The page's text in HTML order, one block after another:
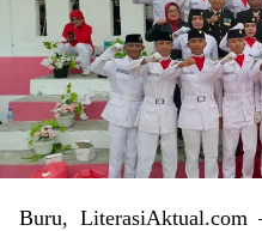
Buru, LiterasiAktual.com